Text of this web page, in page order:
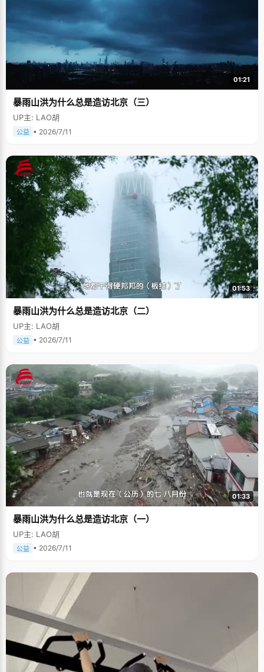
01:21
暴雨山洪为什么总是造访北京（三）
UP主: LAO胡
公益 • 2026/7/11
01:53
暴雨山洪为什么总是造访北京（二）
UP主: LAO胡
公益 • 2026/7/11
01:33
暴雨山洪为什么总是造访北京（一）
UP主: LAO胡
公益 • 2026/7/11